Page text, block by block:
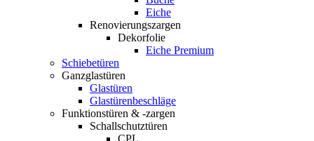
Eiche
Renovierungszargen
Dekorfolie
Eiche Premium
Schiebetüren
Ganzglastüren
Glastüren
Glastürenbeschläge
Funktionstüren & -zargen
Schallschutztüren
CPL